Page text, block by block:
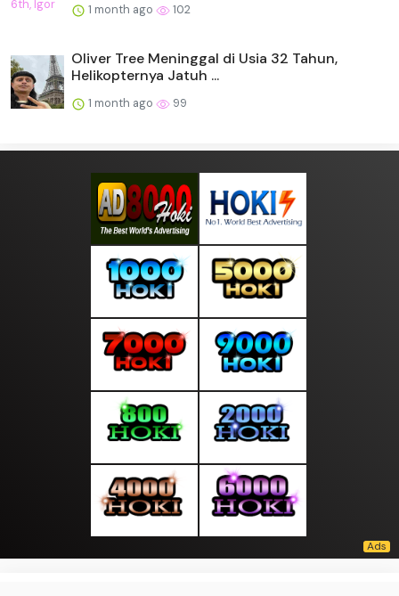
1 month ago 102
Oliver Tree Meninggal di Usia 32 Tahun,
Helikopternya Jatuh ...
1 month ago 99